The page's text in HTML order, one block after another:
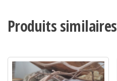
Produits similaires